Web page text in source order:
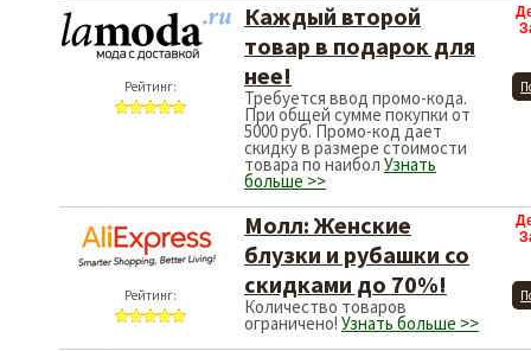
Рейтинг:
Каждый второй
товар в подарок для
нее!
Требуется ввод промо-кода.
При общей сумме покупки от
5000 руб. Промо-код дает
скидку в размере стоимости
товара по наибол Узнать
больше >>
Рейтинг:
Молл: Женские
блузки и рубашки со
скидками до 70%!
Количество товаров
ограничено! Узнать больше >>